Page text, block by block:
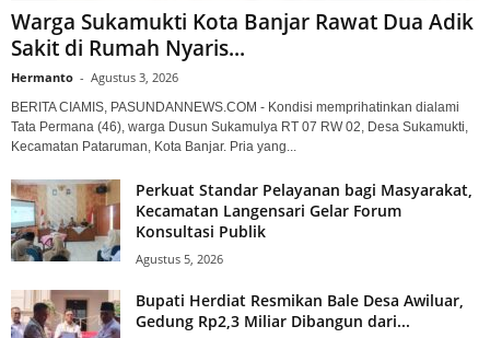
Warga Sukamukti Kota Banjar Rawat Dua Adik
Sakit di Rumah Nyaris...
Hermanto - Agustus 3, 2026
BERITA CIAMIS, PASUNDANNEWS.COM - Kondisi memprihatinkan dialami
Tata Permana (46), warga Dusun Sukamulya RT 07 RW 02, Desa Sukamukti,
Kecamatan Pataruman, Kota Banjar. Pria yang...
Perkuat Standar Pelayanan bagi Masyarakat,
Kecamatan Langensari Gelar Forum
Konsultasi Publik
Agustus 5, 2026
Bupati Herdiat Resmikan Bale Desa Awiluar,
Gedung Rp2,3 Miliar Dibangun dari...